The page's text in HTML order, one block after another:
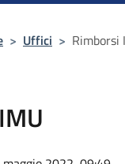
> Uffici > Rimborsi